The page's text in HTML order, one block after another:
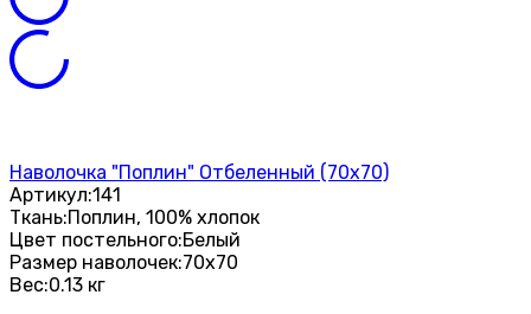
Наволочка "Поплин" Отбеленный (70х70)
Артикул:141
Ткань:Поплин, 100% хлопок
Цвет постельного:Белый
Размер наволочек:70х70
Вес:0.13 кг